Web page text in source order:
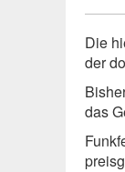
Die
der
das